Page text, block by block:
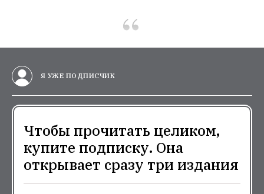
Я УЖЕ ПОДПИСЧИК
Чтобы прочитать целиком,
купите подписку. Она
открывает сразу три издания